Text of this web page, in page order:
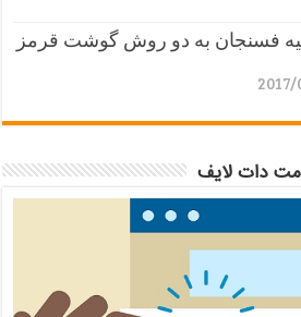
فسنجان به دو روش گوشت قرمز
دات لایف